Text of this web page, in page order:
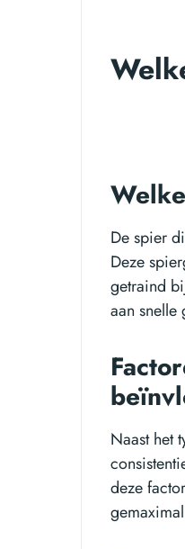
De spier
Deze
getraind
aan snelle
Naast het
deze